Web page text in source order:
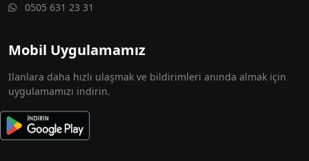
0505 631 23 31
Mobil Uygulamamız
İlanlara daha hızlı ulaşmak ve bildirimleri anında almak için
uygulamamızı indirin.